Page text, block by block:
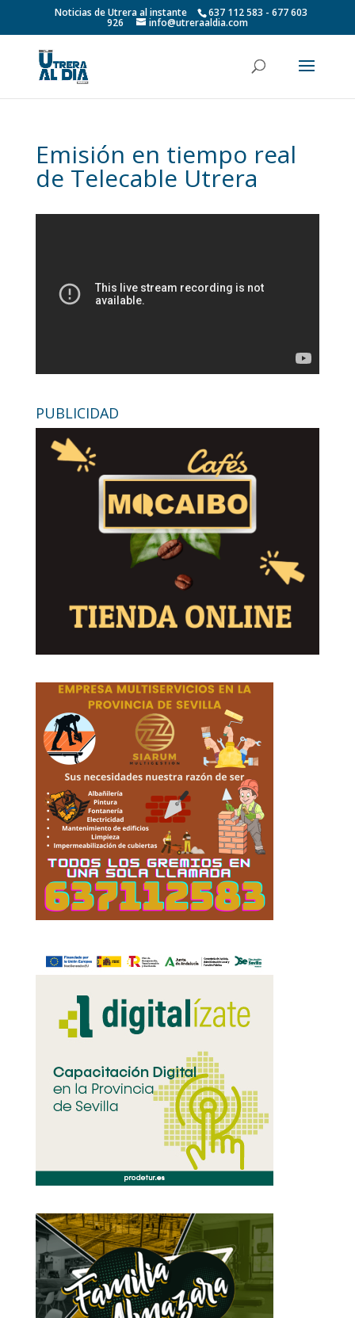
Noticias de Utrera al instante 637 112 583 - 677 603
926 info@utreraaldia.com
Emisión en tiempo real
de Telecable Utrera
PUBLICIDAD